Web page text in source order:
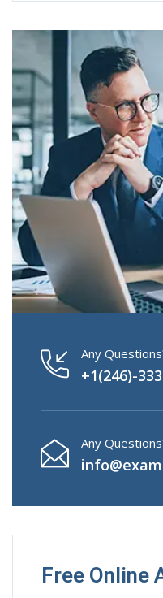
Any
+1(246)-
Any
Free Online